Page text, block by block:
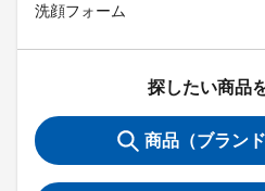
洗顔フォーム
探したい商品
商品（ブラン